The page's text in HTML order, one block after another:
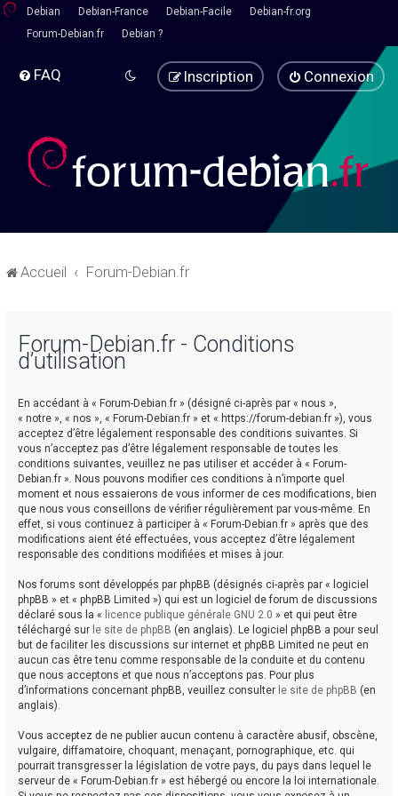
Debian Debian-France Debian-Facile
Debian-fr.org
Forum-Debian.fr
Debian ?
FAQ Connexion
Inscription
Accueil Forum-Debian.fr
Forum-Debian.fr - Conditions
d’utilisation
En accédant à « Forum-Debian.fr » (désigné ci-après par « nous »,
« notre », « nos », « Forum-Debian.fr » et « https://forum-debian.fr »), vous
acceptez d’être légalement responsable des conditions suivantes. Si
vous n’acceptez pas d’être légalement responsable de toutes les
conditions suivantes, veuillez ne pas utiliser et accéder à « Forum-
Debian.fr ». Nous pouvons modifier ces conditions à n’importe quel
moment et nous essaierons de vous informer de ces modifications, bien
que nous vous conseillons de vérifier régulièrement par vous-même. En
effet, si vous continuez à participer à « Forum-Debian.fr » après que des
modifications aient été effectuées, vous acceptez d’être légalement
responsable des conditions modifiées et mises à jour.
Nos forums sont développés par phpBB (désignés ci-après par « logiciel
phpBB » et « phpBB Limited ») qui est un logiciel de forum de discussions
déclaré sous la « licence publique générale GNU 2.0 » et qui peut être
téléchargé sur le site de phpBB (en anglais). Le logiciel phpBB a pour seul
but de faciliter les discussions sur internet et phpBB Limited ne peut en
aucun cas être tenu comme responsable de la conduite et du contenu
que nous acceptons et que nous n’acceptons pas. Pour plus
d’informations concernant phpBB, veuillez consulter le site de phpBB (en
anglais).
Vous acceptez de ne publier aucun contenu à caractère abusif, obscène,
vulgaire, diffamatoire, choquant, menaçant, pornographique, etc. qui
pourrait transgresser la législation de votre pays, du pays dans lequel le
serveur de « Forum-Debian.fr » est hébergé ou encore la loi internationale.